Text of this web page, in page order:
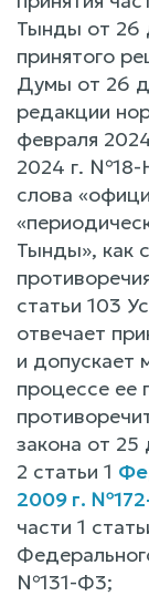
Тынды от 26
принятого
Думы от 26
редакции
февраля
2024 г. №18-
слова
Тынды», как
статьи 103
отвечает
и допускает
процессе ее
закона от
2 статьи 1
2009 г.
части 1
№131-Ф3;